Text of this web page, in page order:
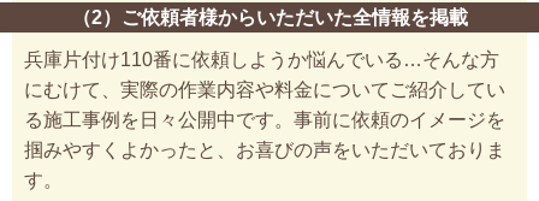
（2）ご依頼者様からいただいた全情報を掲載
兵庫片付け110番に依頼しようか悩んでいる…そんな方
にむけて、実際の作業内容や料金についてご紹介してい
る施工事例を日々公開中です。事前に依頼のイメージを
掴みやすくよかったと、お喜びの声をいただいておりま
す。